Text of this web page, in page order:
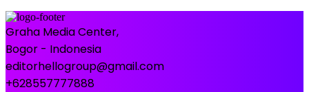
Graha Media Center,
Bogor - Indonesia
editorhellogroup@gmail.com
+628557777888